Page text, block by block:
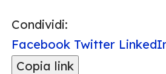
Condividi:
Facebook Twitter
Copia link